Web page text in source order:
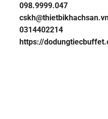
098.9999.047
0314402214
https://